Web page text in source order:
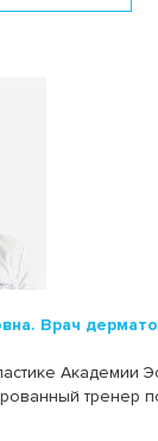
Врач
Академии
тренер